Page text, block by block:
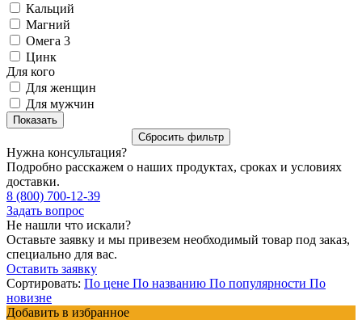
Кальций
Магний
Омега 3
Цинк
Для кого
Для женщин
Для мужчин
Нужна консультация?
Подробно расскажем о наших продуктах, сроках и условиях
доставки.
8 (800) 700-12-39
Задать вопрос
Не нашли что искали?
Оставьте заявку и мы привезем необходимый товар под заказ,
специально для вас.
Оставить заявку
Сортировать: По цене По названию По популярности По
новизне
Добавить в избранное